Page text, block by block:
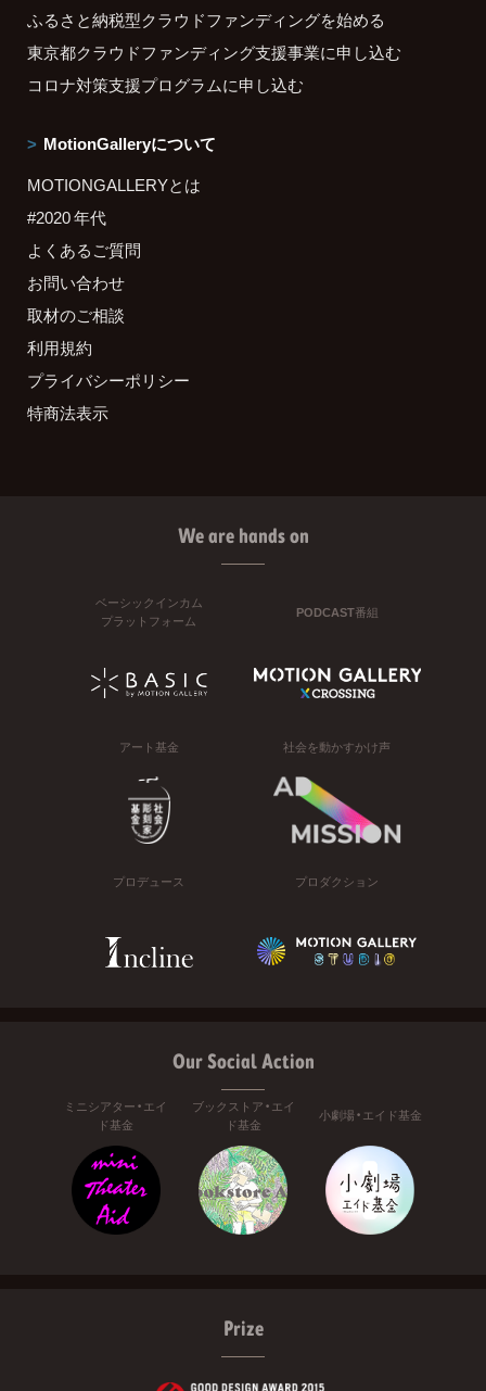
ふるさと納税型クラウドファンディングを始める
東京都クラウドファンディング支援事業に申し込む
コロナ対策支援プログラムに申し込む
MotionGalleryについて
MOTIONGALLERYとは
#2020 年代
よくあるご質問
お問い合わせ
取材のご相談
利用規約
プライバシーポリシー
特商法表示
We are hands on
ベーシックインカム
プラットフォーム
PODCAST番組
アート基金 社会を動かすかけ声
プロデュース プロダクション
Our Social Action
ミニシアター・エイ
ド基金
ブックストア・エイ
ド基金
小劇場・エイド基金
Prize